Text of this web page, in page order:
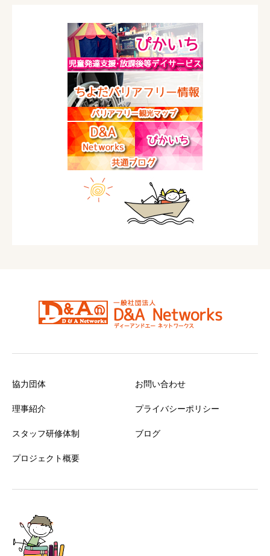
協力団体
理事紹介
スタッフ研修体制
プロジェクト概要
お問い合わせ
プライバシーポリシー
ブログ